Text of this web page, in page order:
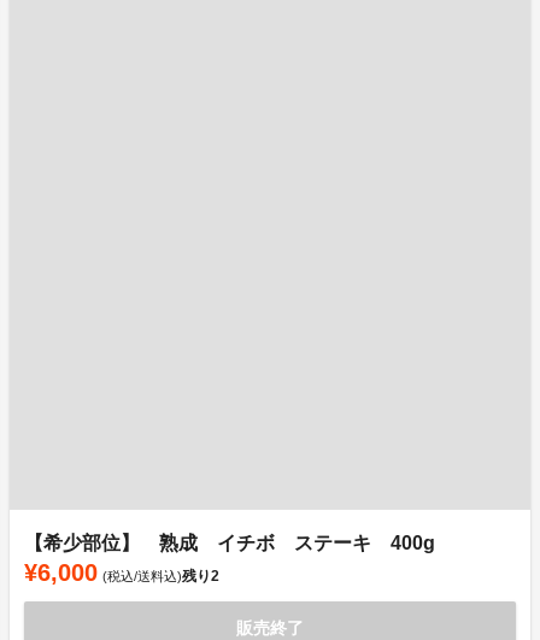
【希少部位】 熟成 イチボ ステーキ 400g
¥6,000 (税込/送料込)残り2
販売終了